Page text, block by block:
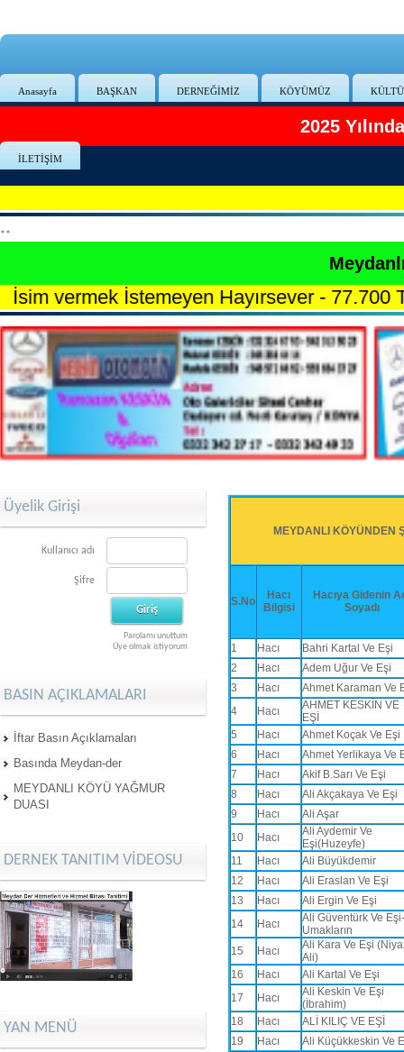
Anasayfa BAŞKAN DERNEĞİMİZ KÖYÜMÜZ
İLETİŞİM
2025
**
Hayırsever - 77.700 TL★Aşır
Üyelik Girişi
Kullanıcı adı
Şifre
Parolamı unuttum
Üye olmak istiyorum
BASIN AÇIKLAMALARI
İftar Basın Açıklamaları
Basında Meydan-der
MEYDANLI KÖYÜ YAĞMUR
DUASI
DERNEK TANITIM VİDEOSU
YAN MENÜ
MEYDANLI KÖYÜNDEN
S.No
Hacı
Bilgisi
Hacıya Gidenin
Soyadı
1 Hacı
Bahri Kartal Ve Eşi
2
Hacı
Adem Uğur Ve Eşi
3
Hacı
Ahmet Karaman Ve
4
Hacı
AHMET KESKİN VE
EŞİ
5
Hacı
Ahmet Koçak Ve Eşi
6
Hacı
Ahmet Yerlikaya Ve
7
Hacı
Akif B.Sarı Ve Eşi
8
Hacı
Ali Akçakaya Ve Eşi
9
Hacı
Ali Aşar
10
Hacı
Ali Aydemir Ve
Eşi(Huzeyfe)
11
Hacı
Ali Büyükdemir
12
Hacı
Ali Eraslan Ve Eşi
13
Hacı
Ali Ergin Ve Eşi
14
Hacı
Ali Güventürk Ve Eşi-
Umakların
15
Hacı
Ali Kara Ve Eşi
Ali)
16
Hacı
Ali Kartal Ve Eşi
17
Hacı
Ali Keskin Ve Eşi
(İbrahim)
18
Hacı
ALİ KILIÇ VE EŞİ
19
Hacı
Ali Küçükkeskin Ve